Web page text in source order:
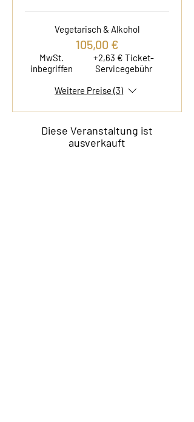
Vegetarisch & Alkohol
105,00 €
MwSt.
inbegriffen
+2,63 € Ticket-
Servicegebühr
Weitere Preise (3)
Diese Veranstaltung ist
ausverkauft